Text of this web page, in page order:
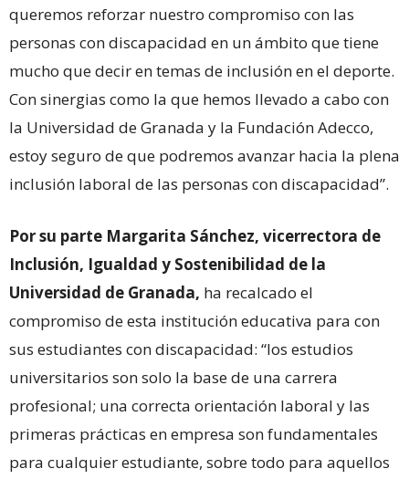
queremos reforzar nuestro compromiso con las
personas con discapacidad en un ámbito que tiene
mucho que decir en temas de inclusión en el deporte.
Con sinergias como la que hemos llevado a cabo con
la Universidad de Granada y la Fundación Adecco,
estoy seguro de que podremos avanzar hacia la plena
inclusión laboral de las personas con discapacidad”.
Por su parte Margarita Sánchez, vicerrectora de
Inclusión, Igualdad y Sostenibilidad de la
Universidad de Granada, ha recalcado el
compromiso de esta institución educativa para con
sus estudiantes con discapacidad: “los estudios
universitarios son solo la base de una carrera
profesional; una correcta orientación laboral y las
primeras prácticas en empresa son fundamentales
para cualquier estudiante, sobre todo para aquellos